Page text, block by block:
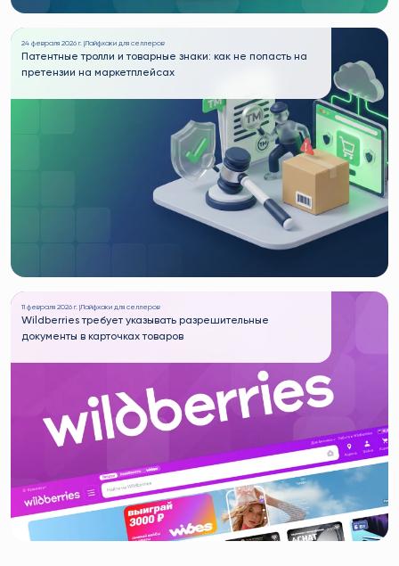
24 февраля 2026 г. | Лайфхаки для селлеров
Патентные тролли и товарные знаки: как не попасть на
претензии на маркетплейсах
11 февраля 2026 г. | Лайфхаки для селлеров
Wildberries требует указывать разрешительные
документы в карточках товаров